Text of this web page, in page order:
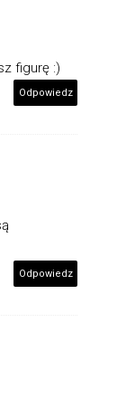
figurę :)
Odpowiedz
Odpowiedz